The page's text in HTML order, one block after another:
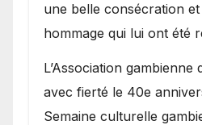
une belle consécration
hommage qui lui ont été
​L’Association gambienne
avec fierté le 40e
Semaine culturelle